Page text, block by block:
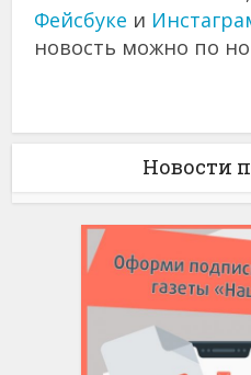
Фейсбуке и
новость можно по
Новости